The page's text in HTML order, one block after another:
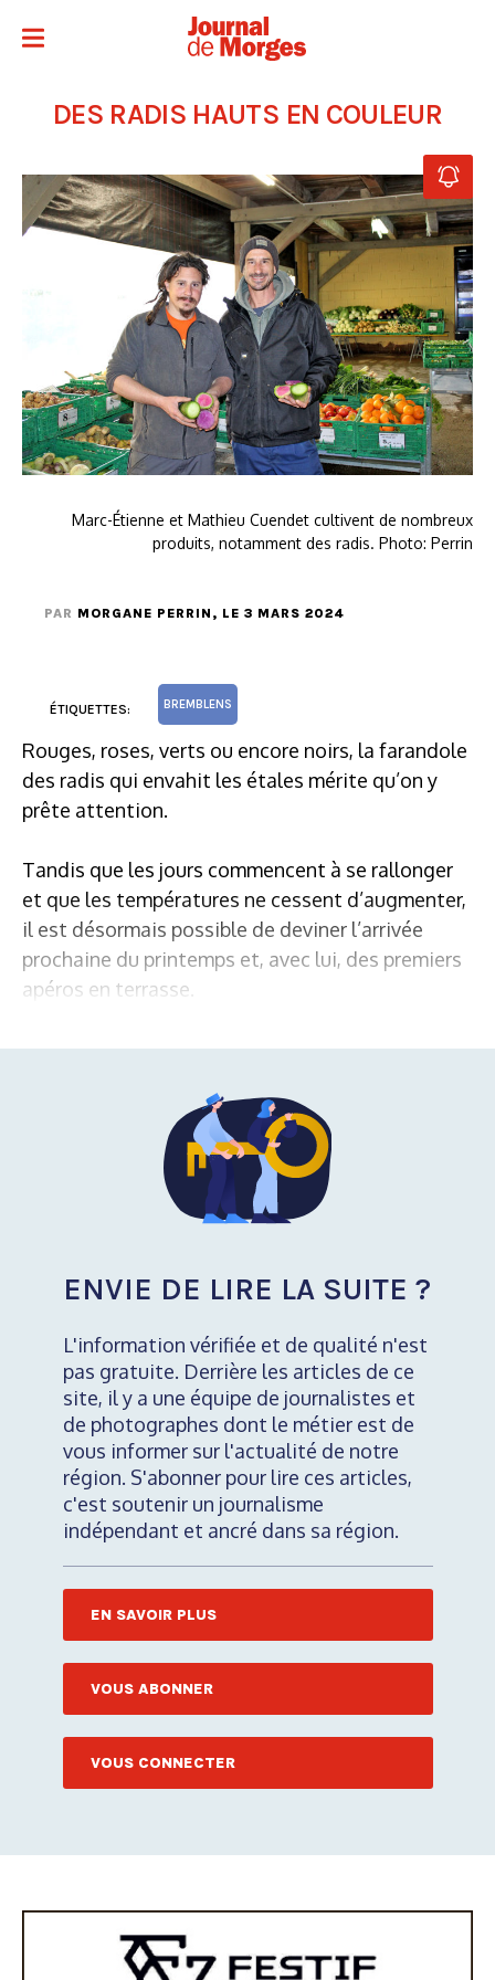
DES RADIS HAUTS EN COULEUR
Marc-Étienne et Mathieu Cuendet cultivent de nombreux
produits, notamment des radis. Photo: Perrin
PAR MORGANE PERRIN , LE 3 MARS 2024
ÉTIQUETTES: BREMBLENS
Rouges, roses, verts ou encore noirs, la farandole
des radis qui envahit les étales mérite qu’on y
prête attention.
Tandis que les jours commencent à se rallonger
et que les températures ne cessent d’augmenter,
il est désormais possible de deviner l’arrivée
prochaine du printemps et, avec lui, des premiers
apéros en terrasse.
ENVIE DE LIRE LA SUITE ?
L'information vérifiée et de qualité n'est
pas gratuite. Derrière les articles de ce
site, il y a une équipe de journalistes et
de photographes dont le métier est de
vous informer sur l'actualité de notre
région. S'abonner pour lire ces articles,
c'est soutenir un journalisme
indépendant et ancré dans sa région.
EN SAVOIR PLUS
VOUS ABONNER
VOUS CONNECTER